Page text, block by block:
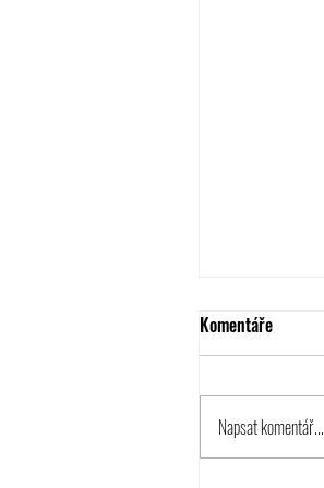
Komentáře
Napsat komentář...